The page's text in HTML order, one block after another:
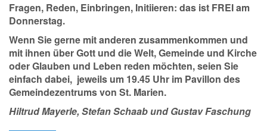
Fragen, Reden, Einbringen, Initiieren: das ist FREIam
Donnerstag.
Wenn Sie gerne mit anderen zusammenkommen und
mit ihnen über Gott und die Welt, Gemeinde und Kirche
oder Glauben und Leben reden möchten, seien Sie
einfach dabei, jeweils um 19.45 Uhr im Pavillon des
Gemeindezentrums von St. Marien.
Hiltrud Mayerle, Stefan Schaab und Gustav Faschung